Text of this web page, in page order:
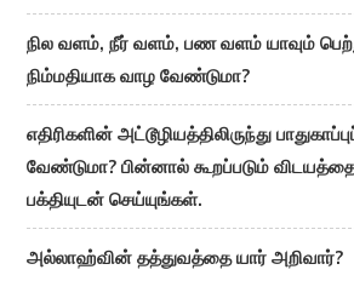
நில வளம், நீர் வளம், பண வளம் யாவும்
நிம்மதியாக வாழ வேண்டுமா?
எதிரிகளின் அட்டூழியத்திலிருந்து
வேண்டுமா? பின்னால் கூறப்படும்
பக்தியுடன் செய்யுங்கள்.
அல்லாஹ்வின் தத்துவத்தை யார் அறிவார்?